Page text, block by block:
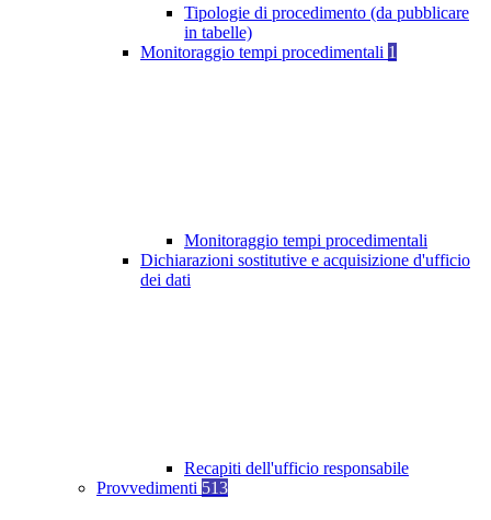
Tipologie di procedimento (da pubblicare
in tabelle)
Monitoraggio tempi procedimentali 1
Monitoraggio tempi procedimentali
Dichiarazioni sostitutive e acquisizione d'ufficio
dei dati
Recapiti dell'ufficio responsabile
Provvedimenti 513